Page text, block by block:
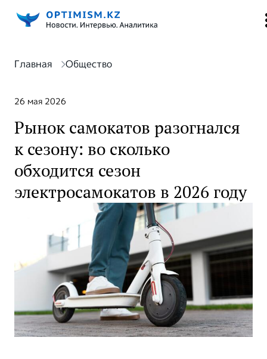
Главная Общество
26 мая 2026
Рынок самокатов разогнался
к сезону: во сколько
обходится сезон
электросамокатов в 2026 году